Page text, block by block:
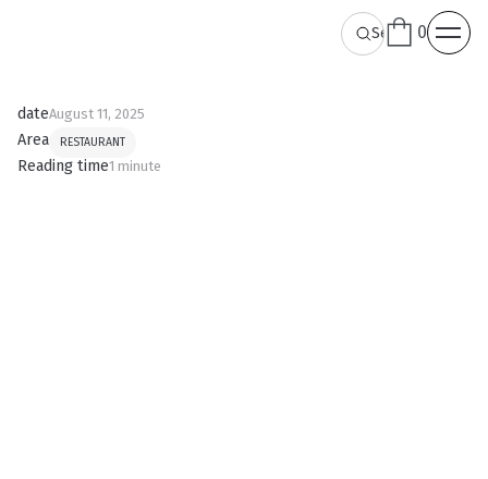
0
dateAugust 11, 2025
Area RESTAURANT
Reading time1 minute